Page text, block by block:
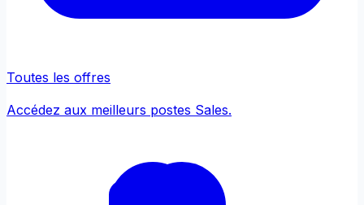
Toutes les offres
Accédez aux meilleurs postes Sales.